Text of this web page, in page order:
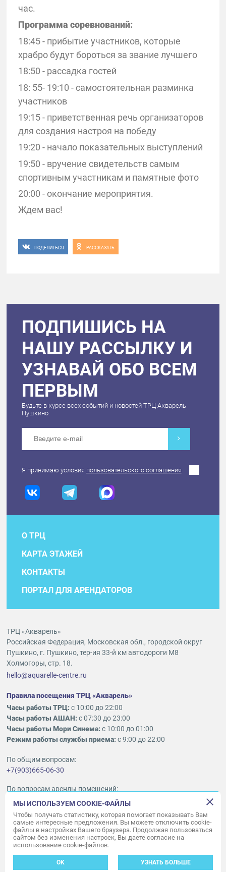
час.
Программа соревнований:
18:45 - прибытие участников, которые
храбро будут бороться за звание лучшего
18:50 - рассадка гостей
18: 55- 19:10 - самостоятельная разминка
участников
19:15 - приветственная речь организаторов
для создания настроя на победу
19:20 - начало показательных выступлений
19:50 - вручение свидетельств самым
спортивным участникам и памятные фото
20:00 - окончание мероприятия.
Ждем вас!
ПОДЕЛИТЬСЯ РАССКАЗАТЬ
ПОДПИШИСЬ НА
НАШУ РАССЫЛКУ И
УЗНАВАЙ ОБО ВСЕМ
ПЕРВЫМ
Будьте в курсе всех событий и новостей ТРЦ Акварель
Пушкино.
Я принимаю условия пользовательского соглашения
О ТРЦ
КАРТА ЭТАЖЕЙ
КОНТАКТЫ
ПОРТАЛ ДЛЯ АРЕНДАТОРОВ
ТРЦ «Акварель»
Российская Федерация, Московская обл., городской округ
Пушкино, г. Пушкино, тер-ия 33-й км автодороги М8
Холмогоры, стр. 18.
hello@aquarelle-centre.ru
Правила посещения ТРЦ «Акварель»
Часы работы ТРЦ:с 10:00 до 22:00
Часы работы АШАН:с 07:30 до 23:00
Часы работы Мори Синема:с 10:00 до 01:00
Режим работы службы приема:с 9:00 до 22:00
По общим вопросам:
+7(903)665-06-30
По вопросам аренды помещений:
ukleykina@nhood.com
+7(903)665-98-78
© ООО «Акварель» 2010–2026.
Все права защищены
Создание сайта —
МЫ ИСПОЛЬЗУЕМ COOKIE-ФАЙЛЫ
Чтобы получать статистику, которая помогает показывать Вам
самые интересные предложения. Вы можете отключить cookie-
файлы в настройках Вашего браузера. Продолжая пользоваться
сайтом без изменения настроек, Вы даете согласие на
использование cookie-файлов.
OK УЗНАТЬ БОЛЬШЕ